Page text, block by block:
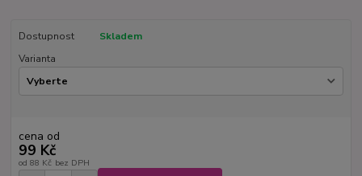
Dostupnost
Skladem
Varianta
cena od
99 Kč
od 88 Kč bez DPH